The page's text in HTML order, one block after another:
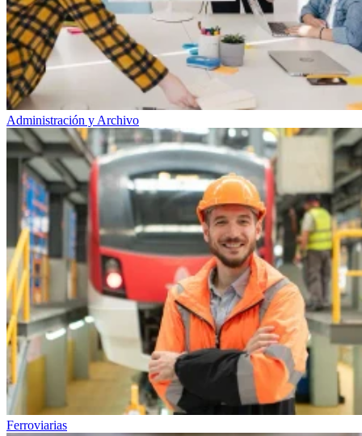
Administración y Archivo
Ferroviarias